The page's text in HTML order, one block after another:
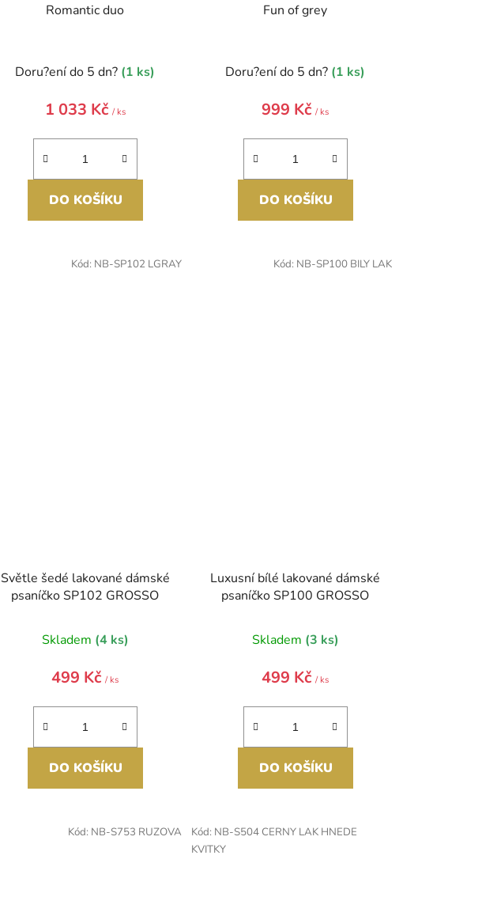
Romantic duo
Doru?ení do 5 dn? (1 ks)
1 033 Kč / ks
DO KOŠÍKU
Fun of grey
Doru?ení do 5 dn? (1 ks)
999 Kč/ ks
DO KOŠÍKU
Světle šedé lakované dámské
psaníčko SP102 GROSSO
Skladem (4 ks)
499 Kč/ ks
DO KOŠÍKU
Kód: NB-SP102 LGRAY
Luxusní bílé lakované dámské
psaníčko SP100 GROSSO
Skladem (3 ks)
499 Kč/ ks
DO KOŠÍKU
Kód: NB-SP100 BILY LAK
Kód: NB-S753 RUZOVA Kód: NB-S504 CERNY LAK HNEDE
KVITKY